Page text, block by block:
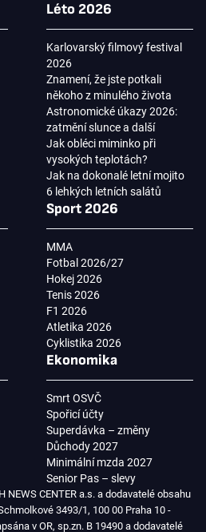
Léto 2026
Karlovarský filmový festival
2026
Znamení, že jste potkali
někoho z minulého života
Astronomické úkazy 2026:
zatmění slunce a další
Jak obléci miminko při
vysokých teplotách?
Jak na dokonalé letní mojito
6 lehkých letních salátů
Sport 2026
MMA
Fotbal 2026/27
Hokej 2026
Tenis 2026
F1 2026
Atletika 2026
Cyklistika 2026
Ekonomika
Smrt OSVČ
Spořicí účty
Superdávka – změny
Důchody 2027
Minimální mzda 2027
Senior Pas – slevy
NEWS CENTER a.s. a dodavatelé obsahu
3493/1, 100 00 Praha 10 -
v OR, sp.zn. B 19490 a dodavatelé